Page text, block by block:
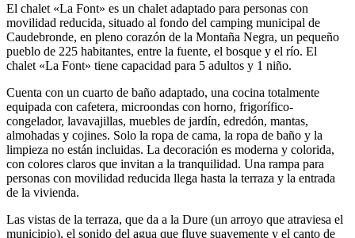
El chalet «La Font» es un chalet adaptado para personas con
movilidad reducida, situado al fondo del camping municipal de
Caudebronde, en pleno corazón de la Montaña Negra, un pequeño
pueblo de 225 habitantes, entre la fuente, el bosque y el río. El
chalet «La Font» tiene capacidad para 5 adultos y 1 niño.
Cuenta con un cuarto de baño adaptado, una cocina totalmente
equipada con cafetera, microondas con horno, frigorífico-
congelador, lavavajillas, muebles de jardín, edredón, mantas,
almohadas y cojines. Solo la ropa de cama, la ropa de baño y la
limpieza no están incluidas. La decoración es moderna y colorida,
con colores claros que invitan a la tranquilidad. Una rampa para
personas con movilidad reducida llega hasta la terraza y la entrada
de la vivienda.
Las vistas de la terraza, que da a la Dure (un arroyo que atraviesa el
municipio), el sonido del agua que fluye suavemente y el canto de